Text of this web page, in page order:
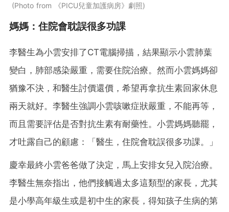
Photo from 《PICU兒童加護病房》劇照
媽媽：住院會耽誤很多功課
李醫生為小雲安排了CT電腦掃描，結果顯示小雲肺葉
變白，肺部感染嚴重，需要住院治療。然而小雲媽媽卻
猶豫不決，和醫生討價還價，希望再拿抗生素回家休息
兩天就好。李醫生強調小雲咳嗽症狀嚴重，不能再等，
而且需要評估是否對抗生素有耐藥性。小雲媽媽聽罷，
才吐露自己的顧慮：「醫生，住院會耽誤很多功課。」
慶幸最終小雲爸爸做了決定，馬上安排女兒入院治療。
李醫生無奈指出，他們接觸過太多這類型的家長，尤其
是小學高年級生或是初中生的家長，得知孩子生病的第